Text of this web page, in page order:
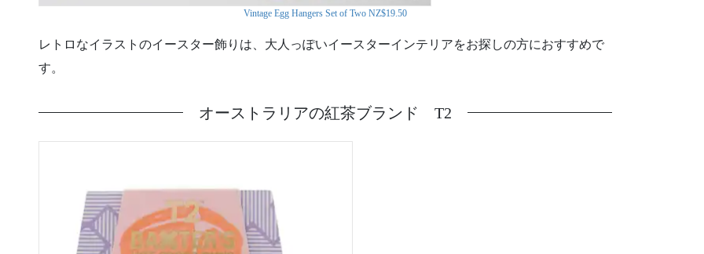
Vintage Egg Hangers Set of Two NZ$19.50
レトロなイラストのイースター飾りは、大人っぽいイースターインテリアをお探しの方におすすめで
す。
オーストラリアの紅茶ブランド T2